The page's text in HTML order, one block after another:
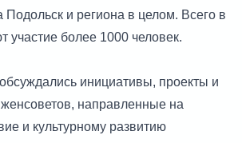
Подольск и региона в целом. Всего в
участие более 1000 человек.
инициативы, проекты и
направленные на
и культурному развитию